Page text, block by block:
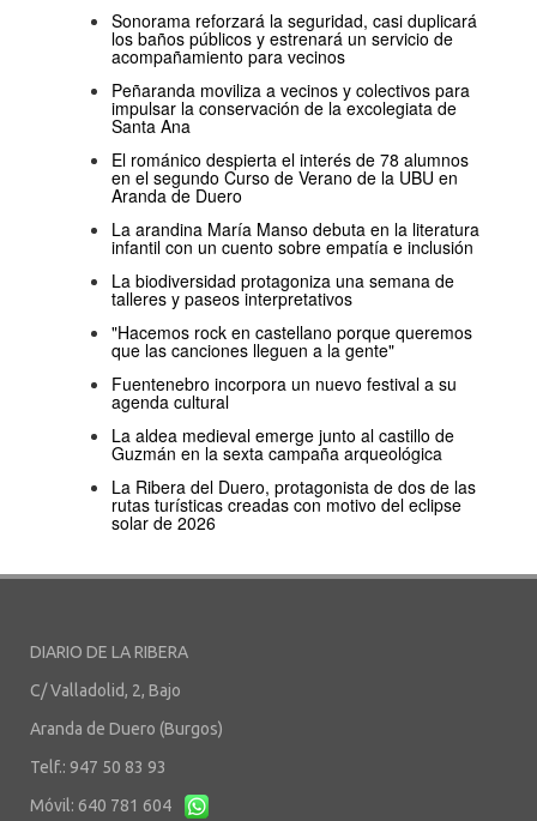
Sonorama reforzará la seguridad, casi duplicará
los baños públicos y estrenará un servicio de
acompañamiento para vecinos
Peñaranda moviliza a vecinos y colectivos para
impulsar la conservación de la excolegiata de
Santa Ana
El románico despierta el interés de 78 alumnos
en el segundo Curso de Verano de la UBU en
Aranda de Duero
La arandina María Manso debuta en la literatura
infantil con un cuento sobre empatía e inclusión
La biodiversidad protagoniza una semana de
talleres y paseos interpretativos
"Hacemos rock en castellano porque queremos
que las canciones lleguen a la gente"
Fuentenebro incorpora un nuevo festival a su
agenda cultural
La aldea medieval emerge junto al castillo de
Guzmán en la sexta campaña arqueológica
La Ribera del Duero, protagonista de dos de las
rutas turísticas creadas con motivo del eclipse
solar de 2026
DIARIO DE LA RIBERA
C/ Valladolid, 2, Bajo
Aranda de Duero (Burgos)
Telf.: 947 50 83 93
Móvil: 640 781 604